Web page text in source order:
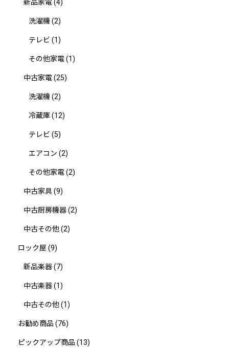
新品家電(4)
洗濯機 (2)
テレビ (1)
その他家電(1)
中古家電(25)
洗濯機 (2)
冷蔵庫(12)
テレビ (5)
エアコン (2)
その他家電(2)
中古家具(9)
中古厨房機器(2)
中古その他(2)
ロック屋 (9)
新品楽器(7)
中古楽器(1)
中古その他(1)
お勧め商品 (76)
ピックアップ商品 (13)